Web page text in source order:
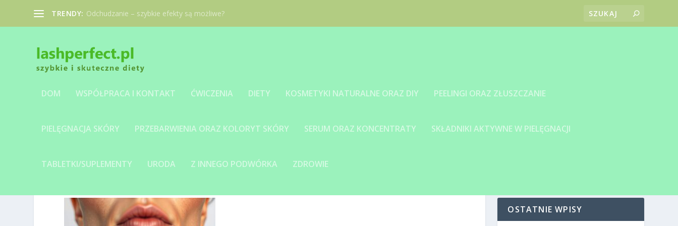
TRENDY: Odchudzanie – szybkie efekty są możliwe?
DOM WSPÓŁPRACA I KONTAKT ĆWICZENIA DIETY KOSMETYKI NATURALNE ORAZ DIY PEELINGI ORAZ ZŁUSZCZANIE
PIELĘGNACJA SKÓRY PRZEBARWIENIA ORAZ KOLORYT SKÓRY SERUM ORAZ KONCENTRATY SKŁADNIKI AKTYWNE W PIELĘGNACJI
TABLETKI/SUPLEMENTY URODA Z INNEGO PODWÓRKA ZDROWIE
IMAGE-1768943371.JPG
OSTATNIE WPISY